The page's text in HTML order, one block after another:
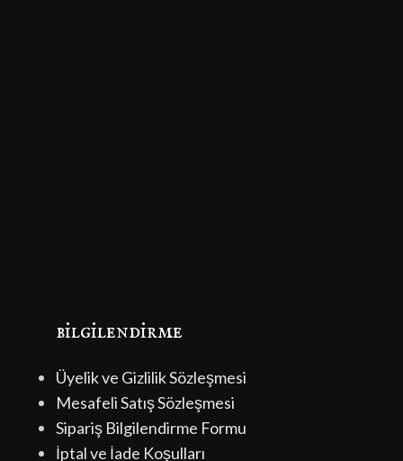
bilgilendirme
Üyelik ve Gizlilik Sözleşmesi
Mesafeli Satış Sözleşmesi
Sipariş Bilgilendirme Formu
İptal ve İade Koşulları